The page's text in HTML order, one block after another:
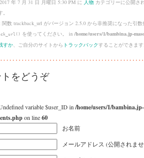
年 7 月 31 日 月曜日 5:30 PM に 人物 カテゴリーに公開さ
: 関数 trackback_url がバージョン 2.5.0 から非推奨になった引
を使ってください。 in /home/users/1/bambina.jp-
すか、ご自分のサイトから トラックバックすることができます
をどうぞ
variable $user_ID in /home/users/1/
on line60
お名前
メールアドレス (公開されま